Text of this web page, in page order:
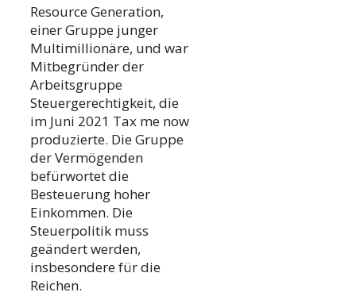
Resource Generation,
einer Gruppe junger
Multimillionäre, und war
Mitbegründer der
Arbeitsgruppe
Steuergerechtigkeit, die
im Juni 2021 Tax me now
produzierte. Die Gruppe
der Vermögenden
befürwortet die
Besteuerung hoher
Einkommen. Die
Steuerpolitik muss
geändert werden,
insbesondere für die
Reichen.